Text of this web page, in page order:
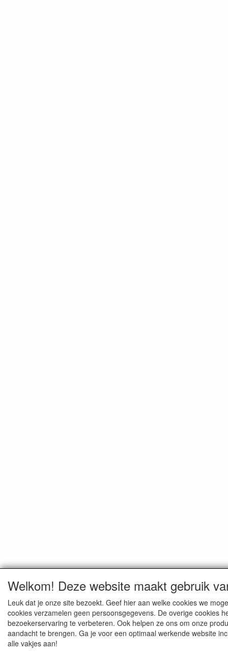
Welkom! Deze website maakt gebruik
Leuk dat je onze site bezoekt. Geef hier aan welke cookies we
cookies verzamelen geen persoonsgegevens. De overige cookies
bezoekerservaring te verbeteren. Ook helpen ze ons om onze
aandacht te brengen. Ga je voor een optimaal werkende website
alle vakjes aan!